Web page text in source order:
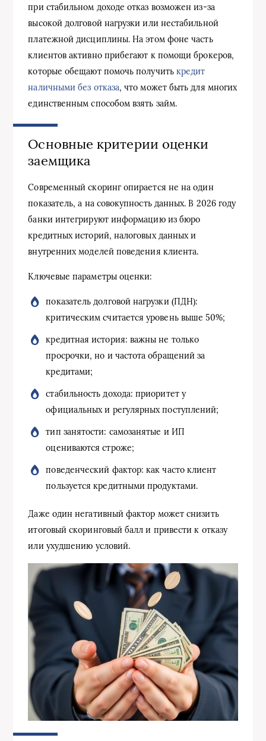
при стабильном доходе отказ возможен из-за
высокой долговой нагрузки или нестабильной
платежной дисциплины. На этом фоне часть
клиентов активно прибегают к помощи брокеров,
которые обещают помочь получить кредит
наличными без отказа, что может быть для многих
единственным способом взять займ.
Основные критерии оценки
заемщика
Современный скоринг опирается не на один
показатель, а на совокупность данных. В 2026 году
банки интегрируют информацию из бюро
кредитных историй, налоговых данных и
внутренних моделей поведения клиента.
Ключевые параметры оценки:
показатель долговой нагрузки (ПДН):
критическим считается уровень выше 50%;
кредитная история: важны не только
просрочки, но и частота обращений за
кредитами;
стабильность дохода: приоритет у
официальных и регулярных поступлений;
тип занятости: самозанятые и ИП
оцениваются строже;
поведенческий фактор: как часто клиент
пользуется кредитными продуктами.
Даже один негативный фактор может снизить
итоговый скоринговый балл и привести к отказу
или ухудшению условий.